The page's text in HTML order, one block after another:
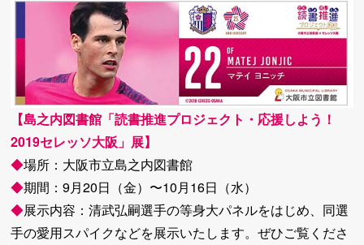
【島之内図書館「読書推進プロジェクト・応援しよう！
2019セレッソ大阪」展】
◆場所：大阪市立島之内図書館
◆期間：9月20日（金）〜10月16日（水）
◆展示内容：清武弘嗣選手の等身大パネルをはじめ、同選
手の愛用スパイクなどを展示いたします。ぜひご覧くださ